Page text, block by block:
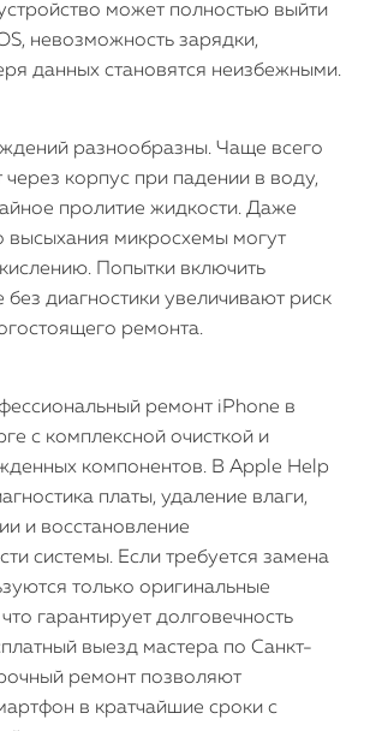
может полностью выйти
невозможность зарядки,
данных становятся неизбежными.
разнообразны. Чаще всего
через корпус при падении в воду,
пролитие жидкости. Даже
высыхания микросхемы могут
Попытки включить
диагностики увеличивают риск
ремонта.
ремонт iPhone в
с комплексной очисткой и
компонентов. В Apple Help
платы, удаление влаги,
и восстановление
системы. Если требуется замена
только оригинальные
гарантирует долговечность
выезд мастера по Санкт-
ремонт позволяют
в кратчайшие сроки с